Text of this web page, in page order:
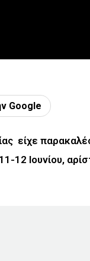
Google
είχε
12 Ιουνίου,